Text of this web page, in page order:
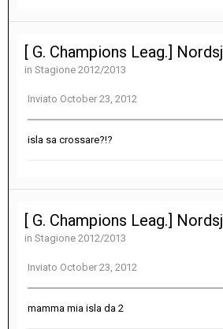
[ G. Champions Leag.] Nordsj
in Stagione 2012/2013
Inviato October 23, 2012
isla sa crossare?!?
[ G. Champions Leag.] Nordsj
in Stagione 2012/2013
Inviato October 23, 2012
mamma mia isla da 2